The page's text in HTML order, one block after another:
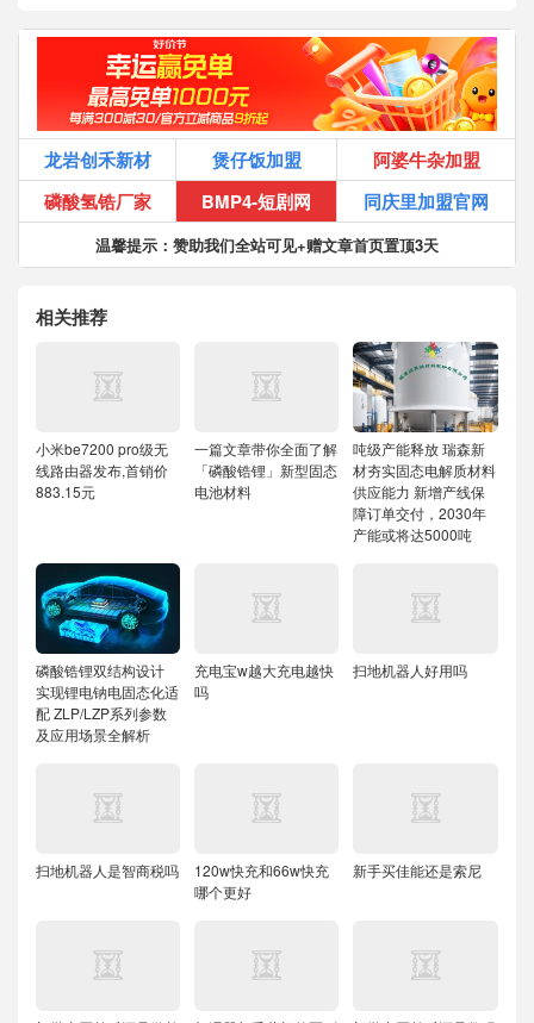
龙岩创禾新材 煲仔饭加盟
阿婆牛杂加盟
磷酸氢锆厂家
BMP4-短剧网 同庆里加盟官网
温馨提示：赞助我们全站可见+赠文章首页置顶3天
相关推荐
小米be7200 pro级无
线路由器发布,首销价
883.15元
一篇文章带你全面了解
「磷酸锆锂」新型固态
电池材料
吨级产能释放 瑞森新
材夯实固态电解质材料
供应能力新增产线保
障订单交付，2030年
产能或将达5000吨
磷酸锆锂双结构设计
实现锂电钠电固态化适
配ZLP/LZP系列参数
及应用场景全解析
充电宝w越大充电越快
吗
扫地机器人好用吗
扫地机器人是智商税吗
120w快充和66w快充
哪个更好
新手买佳能还是索尼